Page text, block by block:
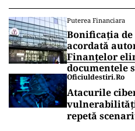
Puterea Financiara
Bonificația
acordată
Finanțelor
documentele
Oficiuldestiri.ro
Atacurile
repetă